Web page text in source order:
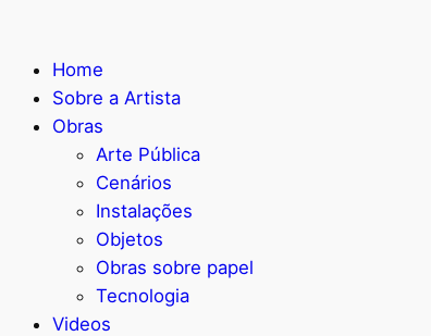
Home
Sobre a Artista
Obras
Arte Pública
Cenários
Instalações
Objetos
Obras sobre papel
Tecnologia
Videos